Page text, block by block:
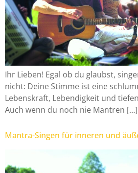
Ihr Lieben! Egal ob du glaubst,
nicht: Deine Stimme ist eine
Lebenskraft, Lebendigkeit und
Auch wenn du noch nie Mantren […]
Mantra-Singen für inneren und